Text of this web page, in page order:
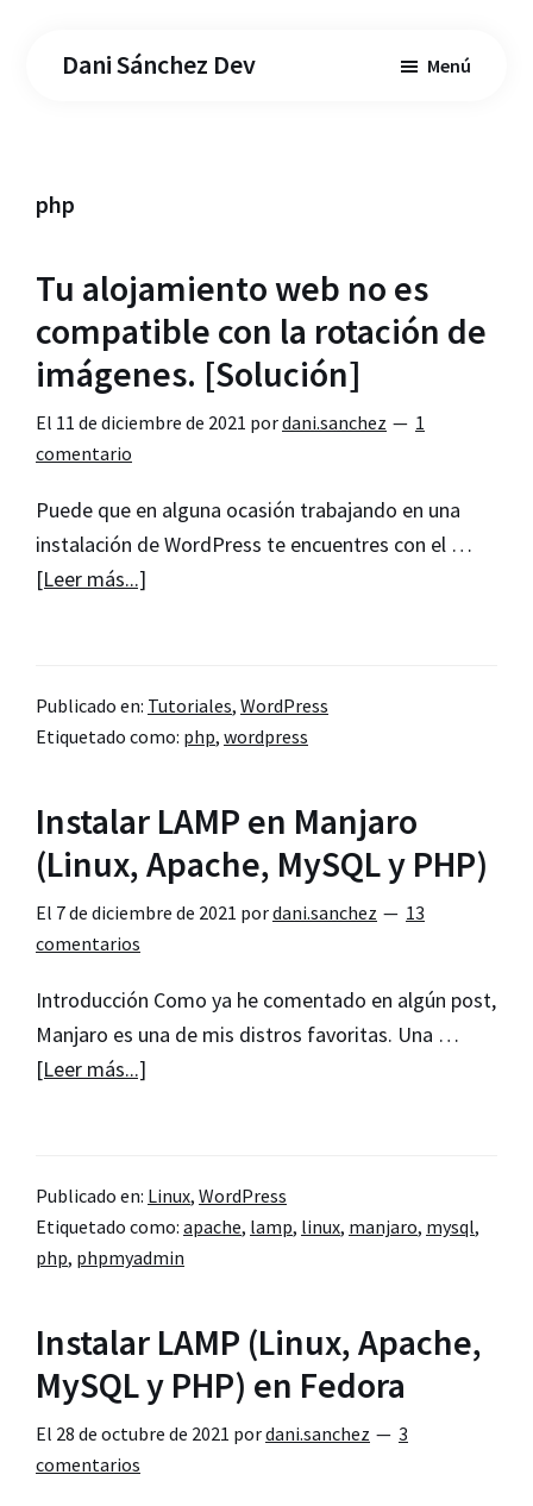
Dani Sánchez Dev Menú
php
Tu alojamiento web no es
compatible con la rotación de
imágenes. [Solución]
El 11 de diciembre de 2021 pordani.sanchez
1
comentario
Puede que en alguna ocasión trabajando en una
instalación de WordPress te encuentres con el …
[Leer más...]
web
no
compatible
con
rotación
imágenes.
[Solución]
Publicado en: Tutoriales, WordPress
Etiquetado como: php, wordpress
Instalar LAMP en Manjaro
(Linux, Apache, MySQL y PHP)
El 7 de diciembre de 2021 pordani.sanchez
13
comentarios
Introducción Como ya he comentado en algún post,
Manjaro es una de mis distros favoritas. Una …
[Leer más...]
en
Manjaro
(Linux,
MySQL
y
PHP)
Publicado en: Linux, WordPress
Etiquetado como: apache, lamp, linux, manjaro, mysql,
php, phpmyadmin
Instalar LAMP (Linux, Apache,
MySQL y PHP) en Fedora
El 28 de octubre de 2021 pordani.sanchez
3
comentarios